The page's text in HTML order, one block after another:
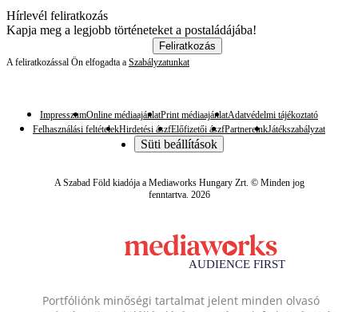
Hírlevél feliratkozás
Kapja meg a legjobb történeteket a postaládájába!
Feliratkozás
A feliratkozással Ön elfogadta a Szabályzatunkat
ImpresszumOnline médiaajánlatPrint médiaajánlatAdatvédelmi tájékoztató
Felhasználási feltételekHirdetési ászfElőfizetői ászfPartnereinkJátékszabályzat
Süti beállítások
A Szabad Föld kiadója a Mediaworks Hungary Zrt. © Minden jog
fenntartva. 2026
Portfóliónk minőségi tartalmat jelent minden olvasó